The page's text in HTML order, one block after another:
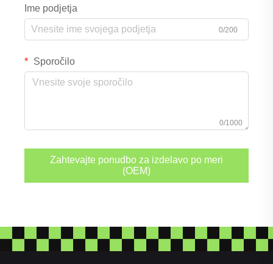
Ime podjetja
0/200
Sporočilo
0/1000
Zahtevajte ponudbo za izdelavo po meri
(OEM)